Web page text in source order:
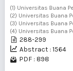
(1) Universitas Buana
(2) Universitas Buana
(3) Universitas Buana
(4) Universitas Buana
288-299
Abstract : 1564
PDF : 898